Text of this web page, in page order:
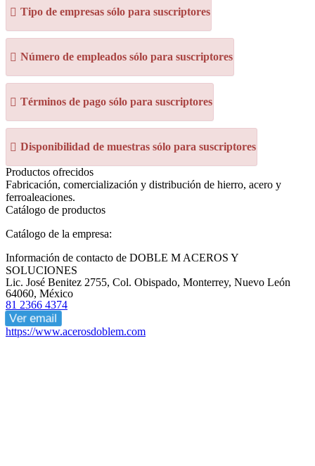
Tipo de empresas sólo para suscriptores
Número de empleados sólo para suscriptores
Términos de pago sólo para suscriptores
Disponibilidad de muestras sólo para suscriptores
Productos ofrecidos
Fabricación, comercialización y distribución de hierro, acero y
ferroaleaciones.
Catálogo de productos
Catálogo de la empresa:
Información de contacto de DOBLE M ACEROS Y
SOLUCIONES
Lic. José Benitez 2755, Col. Obispado, Monterrey, Nuevo León
64060, México
81 2366 4374
Ver email
https://www.acerosdoblem.com